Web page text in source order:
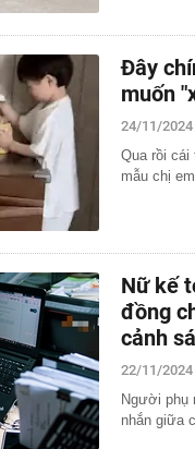
Đây
muốn
24/11/2024
Qua rồi
mẫu chị
Nữ kế
đồng
cảnh
22/11/2024
Người phụ
nhắn giữa